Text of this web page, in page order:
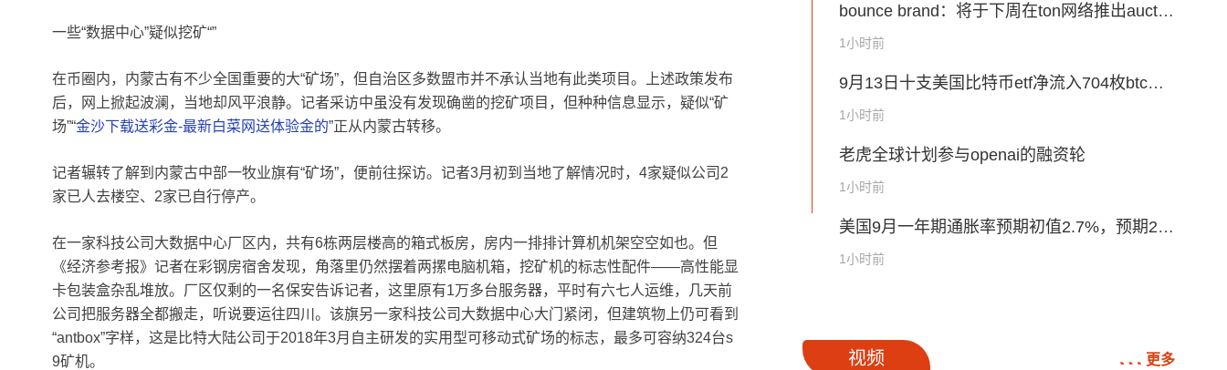
一些“数据中心”疑似挖矿“”
在币圈内，内蒙古有不少全国重要的大“矿场”，但自治区多数盟市并不承认当地有此类项目。上述政策发布
后，网上掀起波澜，当地却风平浪静。记者采访中虽没有发现确凿的挖矿项目，但种种信息显示，疑似“矿
场”“金沙下载送彩金-最新白菜网送体验金的”正从内蒙古转移。
记者辗转了解到内蒙古中部一牧业旗有“矿场”，便前往探访。记者3月初到当地了解情况时，4家疑似公司2
家已人去楼空、2家已自行停产。
在一家科技公司大数据中心厂区内，共有6栋两层楼高的箱式板房，房内一排排计算机机架空空如也。但
《经济参考报》记者在彩钢房宿舍发现，角落里仍然摆着两摞电脑机箱，挖矿机的标志性配件——高性能显
卡包装盒杂乱堆放。厂区仅剩的一名保安告诉记者，这里原有1万多台服务器，平时有六七人运维，几天前
公司把服务器全都搬走，听说要运往四川。该旗另一家科技公司大数据中心大门紧闭，但建筑物上仍可看到
“antbox”字样，这是比特大陆公司于2018年3月自主研发的实用型可移动式矿场的标志，最多可容纳324台s
9矿机。
bounce brand：将于下周在ton网络推出auctio
1小时前
9月13日十支美国比特币etf净流入704枚btc，
九支以太坊etf净流出708枚eth
1小时前
老虎全球计划参与openai的融资轮
1小时前
美国9月一年期通胀率预期初值2.7%，预期2.7
1小时前
视频 更多